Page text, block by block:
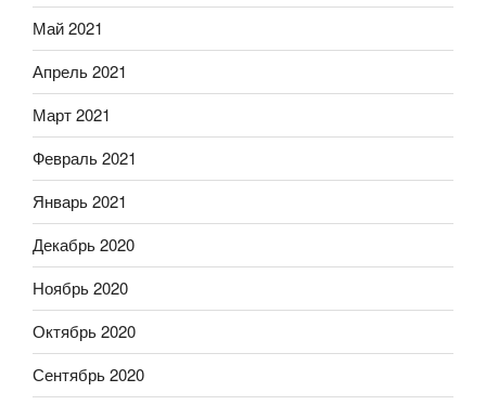
Май 2021
Апрель 2021
Март 2021
Февраль 2021
Январь 2021
Декабрь 2020
Ноябрь 2020
Октябрь 2020
Сентябрь 2020